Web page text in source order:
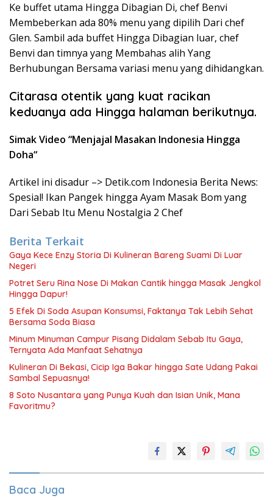
Ke buffet utama Hingga Dibagian Di, chef Benvi
Membeberkan ada 80% menu yang dipilih Dari chef
Glen. Sambil ada buffet Hingga Dibagian luar, chef
Benvi dan timnya yang Membahas alih Yang
Berhubungan Bersama variasi menu yang dihidangkan.
Citarasa otentik yang kuat racikan
keduanya ada Hingga halaman berikutnya.
Simak Video “Menjajal Masakan Indonesia Hingga
Doha“
Artikel ini disadur –> Detik.com Indonesia Berita News:
Spesial! Ikan Pangek hingga Ayam Masak Bom yang
Dari Sebab Itu Menu Nostalgia 2 Chef
Berita Terkait
Gaya Kece Enzy Storia Di Kulineran Bareng Suami Di Luar
Negeri
Potret Seru Rina Nose Di Makan Cantik hingga Masak Jengkol
Hingga Dapur!
5 Efek Di Soda Asupan Konsumsi, Faktanya Tak Lebih Sehat
Bersama Soda Biasa
Minum Minuman Campur Pisang Didalam Sebab Itu Gaya,
Ternyata Ada Manfaat Sehatnya
Kulineran Di Bekasi, Cicip Iga Bakar hingga Sate Udang Pakai
Sambal Sepuasnya!
8 Soto Nusantara yang Punya Kuah dan Isian Unik, Mana
Favoritmu?
Baca Juga